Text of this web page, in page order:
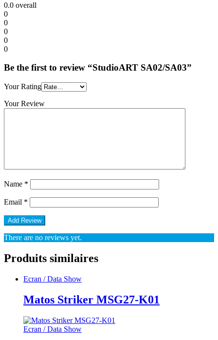
0.0 overall
0
0
0
0
0
Be the first to review “StudioART SA02/SA03”
Your Rating
Your Review
Name *
Email *
There are no reviews yet.
Produits similaires
Ecran / Data Show
Matos Striker MSG27-K01
Ecran / Data Show